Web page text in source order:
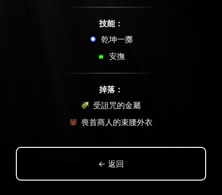
技能：
乾坤一擲
安撫
掉落：
受詛咒的金屬
喪首商人的束腰外衣
← 返回